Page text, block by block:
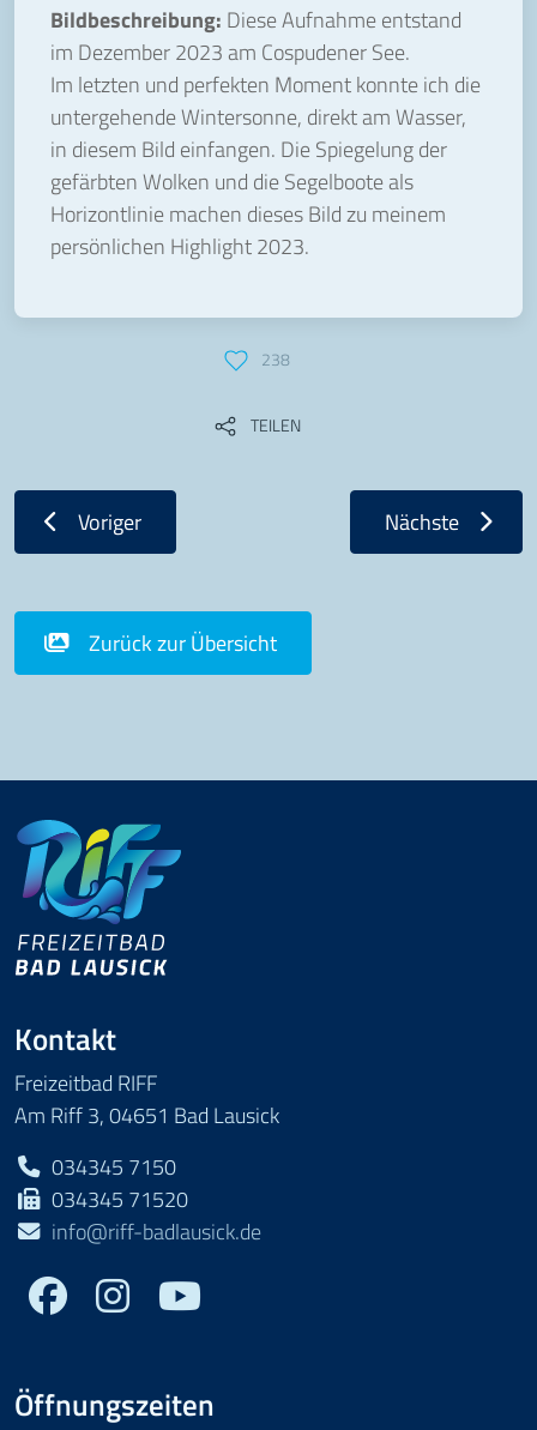
Bildbeschreibung: Diese Aufnahme entstand
im Dezember 2023 am Cospudener See.
Im letzten und perfekten Moment konnte ich die
untergehende Wintersonne, direkt am Wasser,
in diesem Bild einfangen. Die Spiegelung der
gefärbten Wolken und die Segelboote als
Horizontlinie machen dieses Bild zu meinem
persönlichen Highlight 2023.
238
TEILEN
Voriger Nächste
Zurück zur Übersicht
Kontakt
Freizeitbad RIFF
Am Riff 3, 04651 Bad Lausick
034345 7150
034345 71520
info@riff-badlausick.de
Facebook
Öffnungszeiten